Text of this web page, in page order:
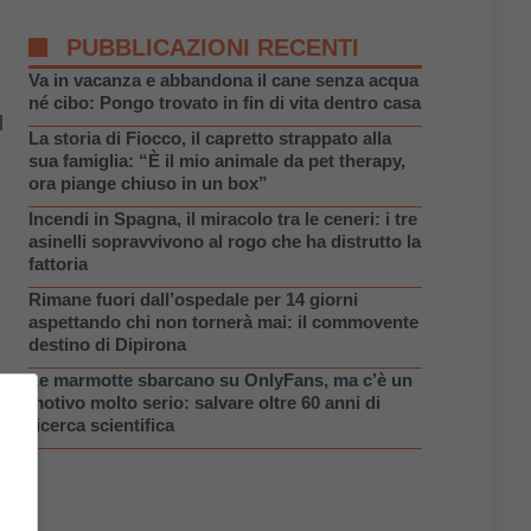
PUBBLICAZIONI RECENTI
Va in vacanza e abbandona il cane senza acqua
né cibo: Pongo trovato in fin di vita dentro casa
La storia di Fiocco, il capretto strappato alla
sua famiglia: “È il mio animale da pet therapy,
ora piange chiuso in un box”
Incendi in Spagna, il miracolo tra le ceneri: i tre
asinelli sopravvivono al rogo che ha distrutto la
fattoria
Rimane fuori dall’ospedale per 14 giorni
aspettando chi non tornerà mai: il commovente
destino di Dipirona
Le marmotte sbarcano su OnlyFans, ma c’è un
motivo molto serio: salvare oltre 60 anni di
ricerca scientifica